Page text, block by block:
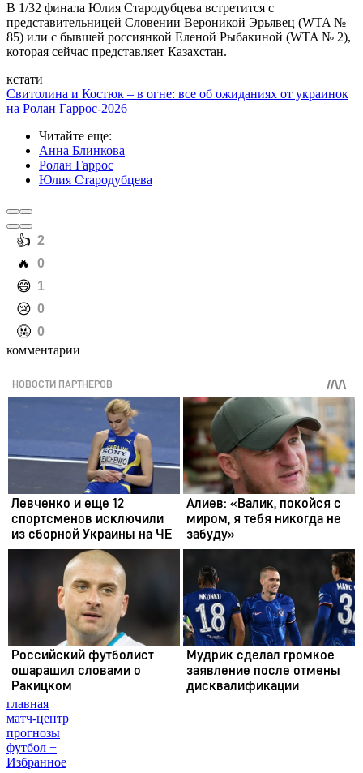
В 1/32 финала Юлия Стародубцева встретится с
представительницей Словении Вероникой Эрьявец (WTA №
85) или с бывшей россиянкой Еленой Рыбакиной (WTA № 2),
которая сейчас представляет Казахстан.
кстати
Свитолина и Костюк – в огне: все об ожиданиях от украинок
на Ролан Гаррос-2026
Читайте еще:
Анна Блинкова
Ролан Гаррос
Юлия Стародубцева
️👍 2
️🔥 0
️😄 1
️😢 0
️🤬 0
комментарии
главная
матч-центр
прогнозы
футбол +
Избранное